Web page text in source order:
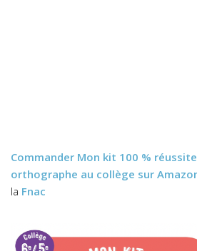
Commander Mon kit 100 %
orthographe au collège sur
la Fnac